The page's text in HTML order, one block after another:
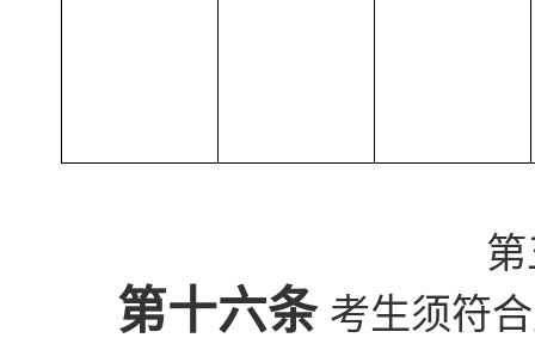
第十六条 考生须符